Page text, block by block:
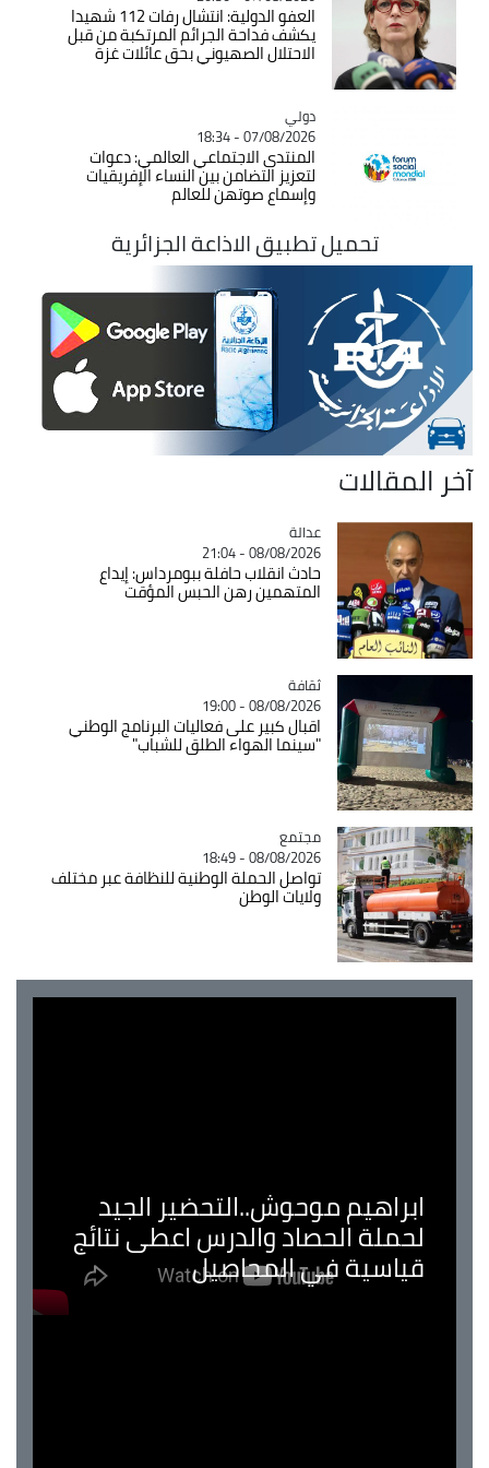
العفو الدولية: انتشال رفات 112 شهيدا
يكشف فداحة الجرائم المرتكبة من قبل
الاحتلال الصهيوني بحق عائلات غزة
Catégorie
دولي
07/08/2026 - 18:34
المنتدى الاجتماعي العالمي: دعوات
لتعزيز التضامن بين النساء الإفريقيات
وإسماع صوتهن للعالم
تحميل تطبيق الاذاعة الجزائرية
آخر المقالات
Catégorie
عدالة
08/08/2026 - 21:04
حادث انقلاب حافلة ببومرداس: إيداع
المتهمين رهن الحبس المؤقت
Catégorie
ثقافة
08/08/2026 - 19:00
اقبال كبير على فعاليات البرنامج الوطني
"سينما الهواء الطلق للشباب"
Catégorie
مجتمع
08/08/2026 - 18:49
تواصل الحملة الوطنية للنظافة عبر مختلف
ولايات الوطن
ابراهيم موحوش..التحضير الجيد
لحملة الحصاد والدرس اعطى نتائج
قياسية في المحاصيل